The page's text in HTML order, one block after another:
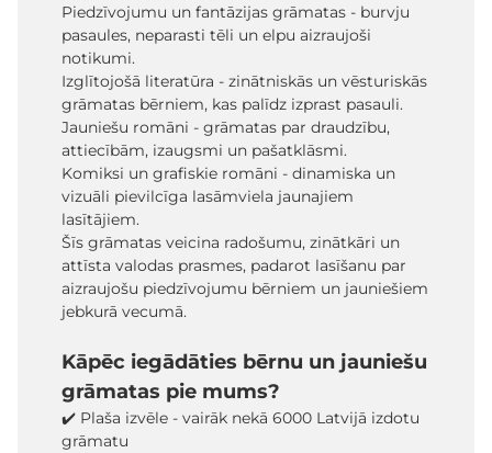
Piedzīvojumu un fantāzijas grāmatas - burvju
pasaules, neparasti tēli un elpu aizraujoši
notikumi.
Izglītojošā literatūra - zinātniskās un vēsturiskās
grāmatas bērniem, kas palīdz izprast pasauli.
Jauniešu romāni - grāmatas par draudzību,
attiecībām, izaugsmi un pašatklāsmi.
Komiksi un grafiskie romāni - dinamiska un
vizuāli pievilcīga lasāmviela jaunajiem
lasītājiem.
Šīs grāmatas veicina radošumu, zinātkāri un
attīsta valodas prasmes, padarot lasīšanu par
aizraujošu piedzīvojumu bērniem un jauniešiem
jebkurā vecumā.
Kāpēc iegādāties bērnu un jauniešu
grāmatas pie mums?
✔️ Plaša izvēle - vairāk nekā 6000 Latvijā izdotu
grāmatu